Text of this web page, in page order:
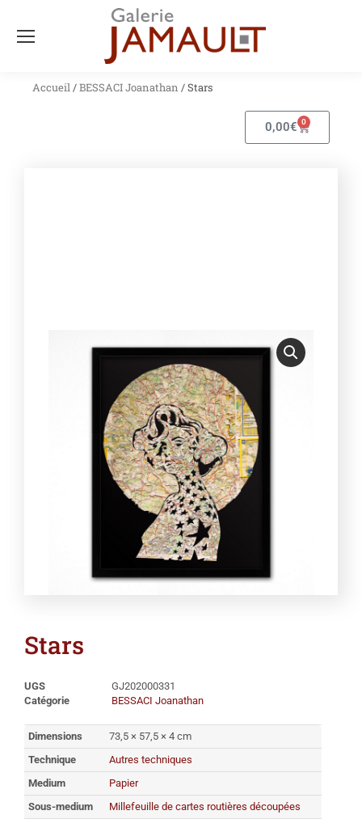
Accueil/BESSACI Joanathan / Stars
0,00€ 0
Stars
UGS
GJ202000331
Catégorie
BESSACI Joanathan
Dimensions
73,5 × 57,5 × 4 cm
Technique
Autres techniques
Medium
Papier
Sous-medium
Millefeuille de cartes routières découpées